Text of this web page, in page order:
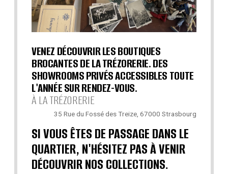
VENEZ DÉCOUVRIR LES BOUTIQUES
BROCANTES DE LA TRÉZORERIE. DES
SHOWROOMS PRIVÉS ACCESSIBLES TOUTE
L'ANNÉE SUR RENDEZ-VOUS.
À LA TRÉZORERIE
35 Rue du Fossé des Treize, 67000 Strasbourg
SI VOUS ÊTES DE PASSAGE DANS LE
QUARTIER, N'HÉSITEZ PAS À VENIR
DÉCOUVRIR NOS COLLECTIONS.